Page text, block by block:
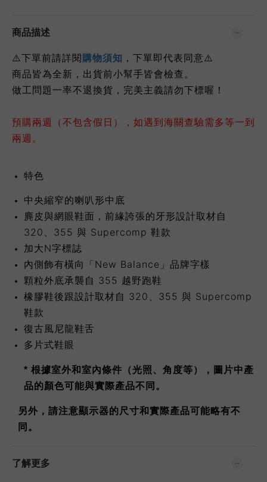
商品描述
⚠️下單前請詳閱 購物須知 ，下單即代表同意⚠️
商品皆為全新，出貨前小幫手皆會檢查。
做工問題一率不退換貨，完美主義請勿下標喔！
預購兩週（不包含假日），如遇到海關查驗需多等一到
兩週。
特色
中央縮窄的喇叭形中底
麂皮與網眼鞋面，前緣誇張的牙形設計取材自
320、355 與 Supercomp 鞋款
加大N字標誌
內側飾有橫向「New Balance」品牌字樣
顆粒外底承襲自 355 越野跑鞋
橡膠鞋後跟設計取材自 320、355 與 Supercomp
鞋款
復古風尼龍鞋舌
多片式鞋眼
* 根據室外和室內條件（光照、角度等），圖片中產
品的顏色可能與實際產品不同。
另外，請注意顯示器的尺寸和實際產品可能略有不
同。
了解更多